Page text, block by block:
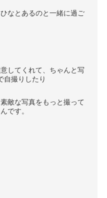
なとあるのと一緒に過ご
してくれて、ちゃんと写
自撮りしたり
敵な写真をもっと撮って
です。